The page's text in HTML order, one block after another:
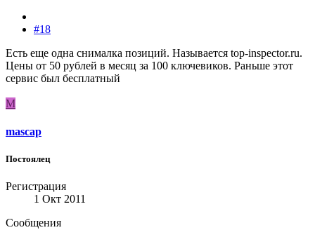
#18
Есть еще одна снималка позиций. Называется top-inspector.ru.
Цены от 50 рублей в месяц за 100 ключевиков. Раньше этот
сервис был бесплатный
M
mascap
Постоялец
Регистрация
1 Окт 2011
Сообщения